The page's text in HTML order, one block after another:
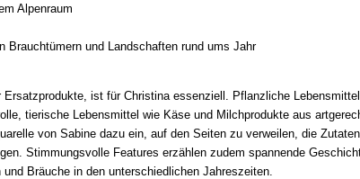
Alpenraum
Brauchtümern und Landschaften rund ums Jahr
ist für Christina essenziell. Pflanzliche
tierische Lebensmittel wie Käse und Milchprodukte aus
von Sabine dazu ein, auf den Seiten zu verweilen, die Zutaten
Stimmungsvolle Features erzählen zudem spannende
Bräuche in den unterschiedlichen Jahreszeiten.